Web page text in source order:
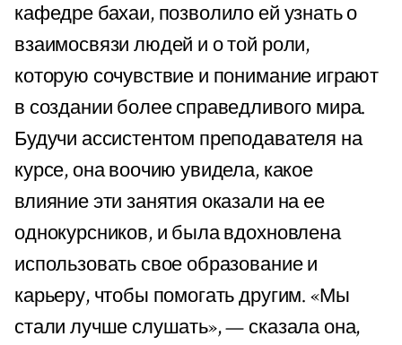
кафедре бахаи, позволило ей узнать о
взаимосвязи людей и о той роли,
которую сочувствие и понимание играют
в создании более справедливого мира.
Будучи ассистентом преподавателя на
курсе, она воочию увидела, какое
влияние эти занятия оказали на ее
однокурсников, и была вдохновлена
использовать свое образование и
карьеру, чтобы помогать другим. «Мы
стали лучше слушать», — сказала она,